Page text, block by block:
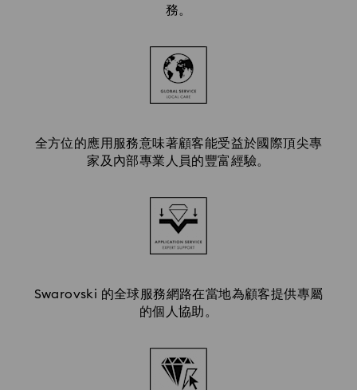
務。
全方位的應用服務意味著顧客能受益於國際頂尖專
家及內部專業人員的豐富經驗。
Swarovski 的全球服務網路在當地為顧客提供專屬
的個人協助。